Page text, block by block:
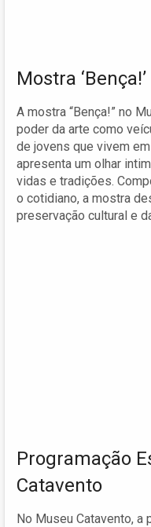
Mostra
A mostra “Bença!” no
poder da arte como
de jovens que vivem
apresenta um olhar
vidas e tradições.
o cotidiano, a mostra
preservação cultural e
Programação
Catavento
No Museu Catavento, a